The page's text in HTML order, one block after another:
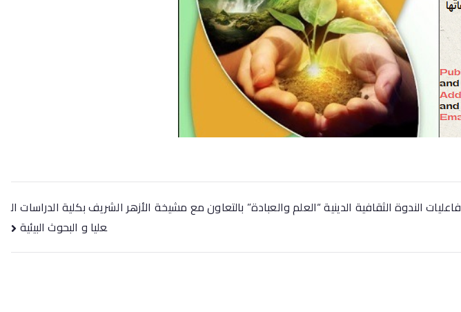
فاعليات الندوة الثقافية الدينية “العلم والعبادة” بالتعاون مع مشيخة الأزهر الشريف بكلية الدراسات ال
عليا و البحوث البيئية